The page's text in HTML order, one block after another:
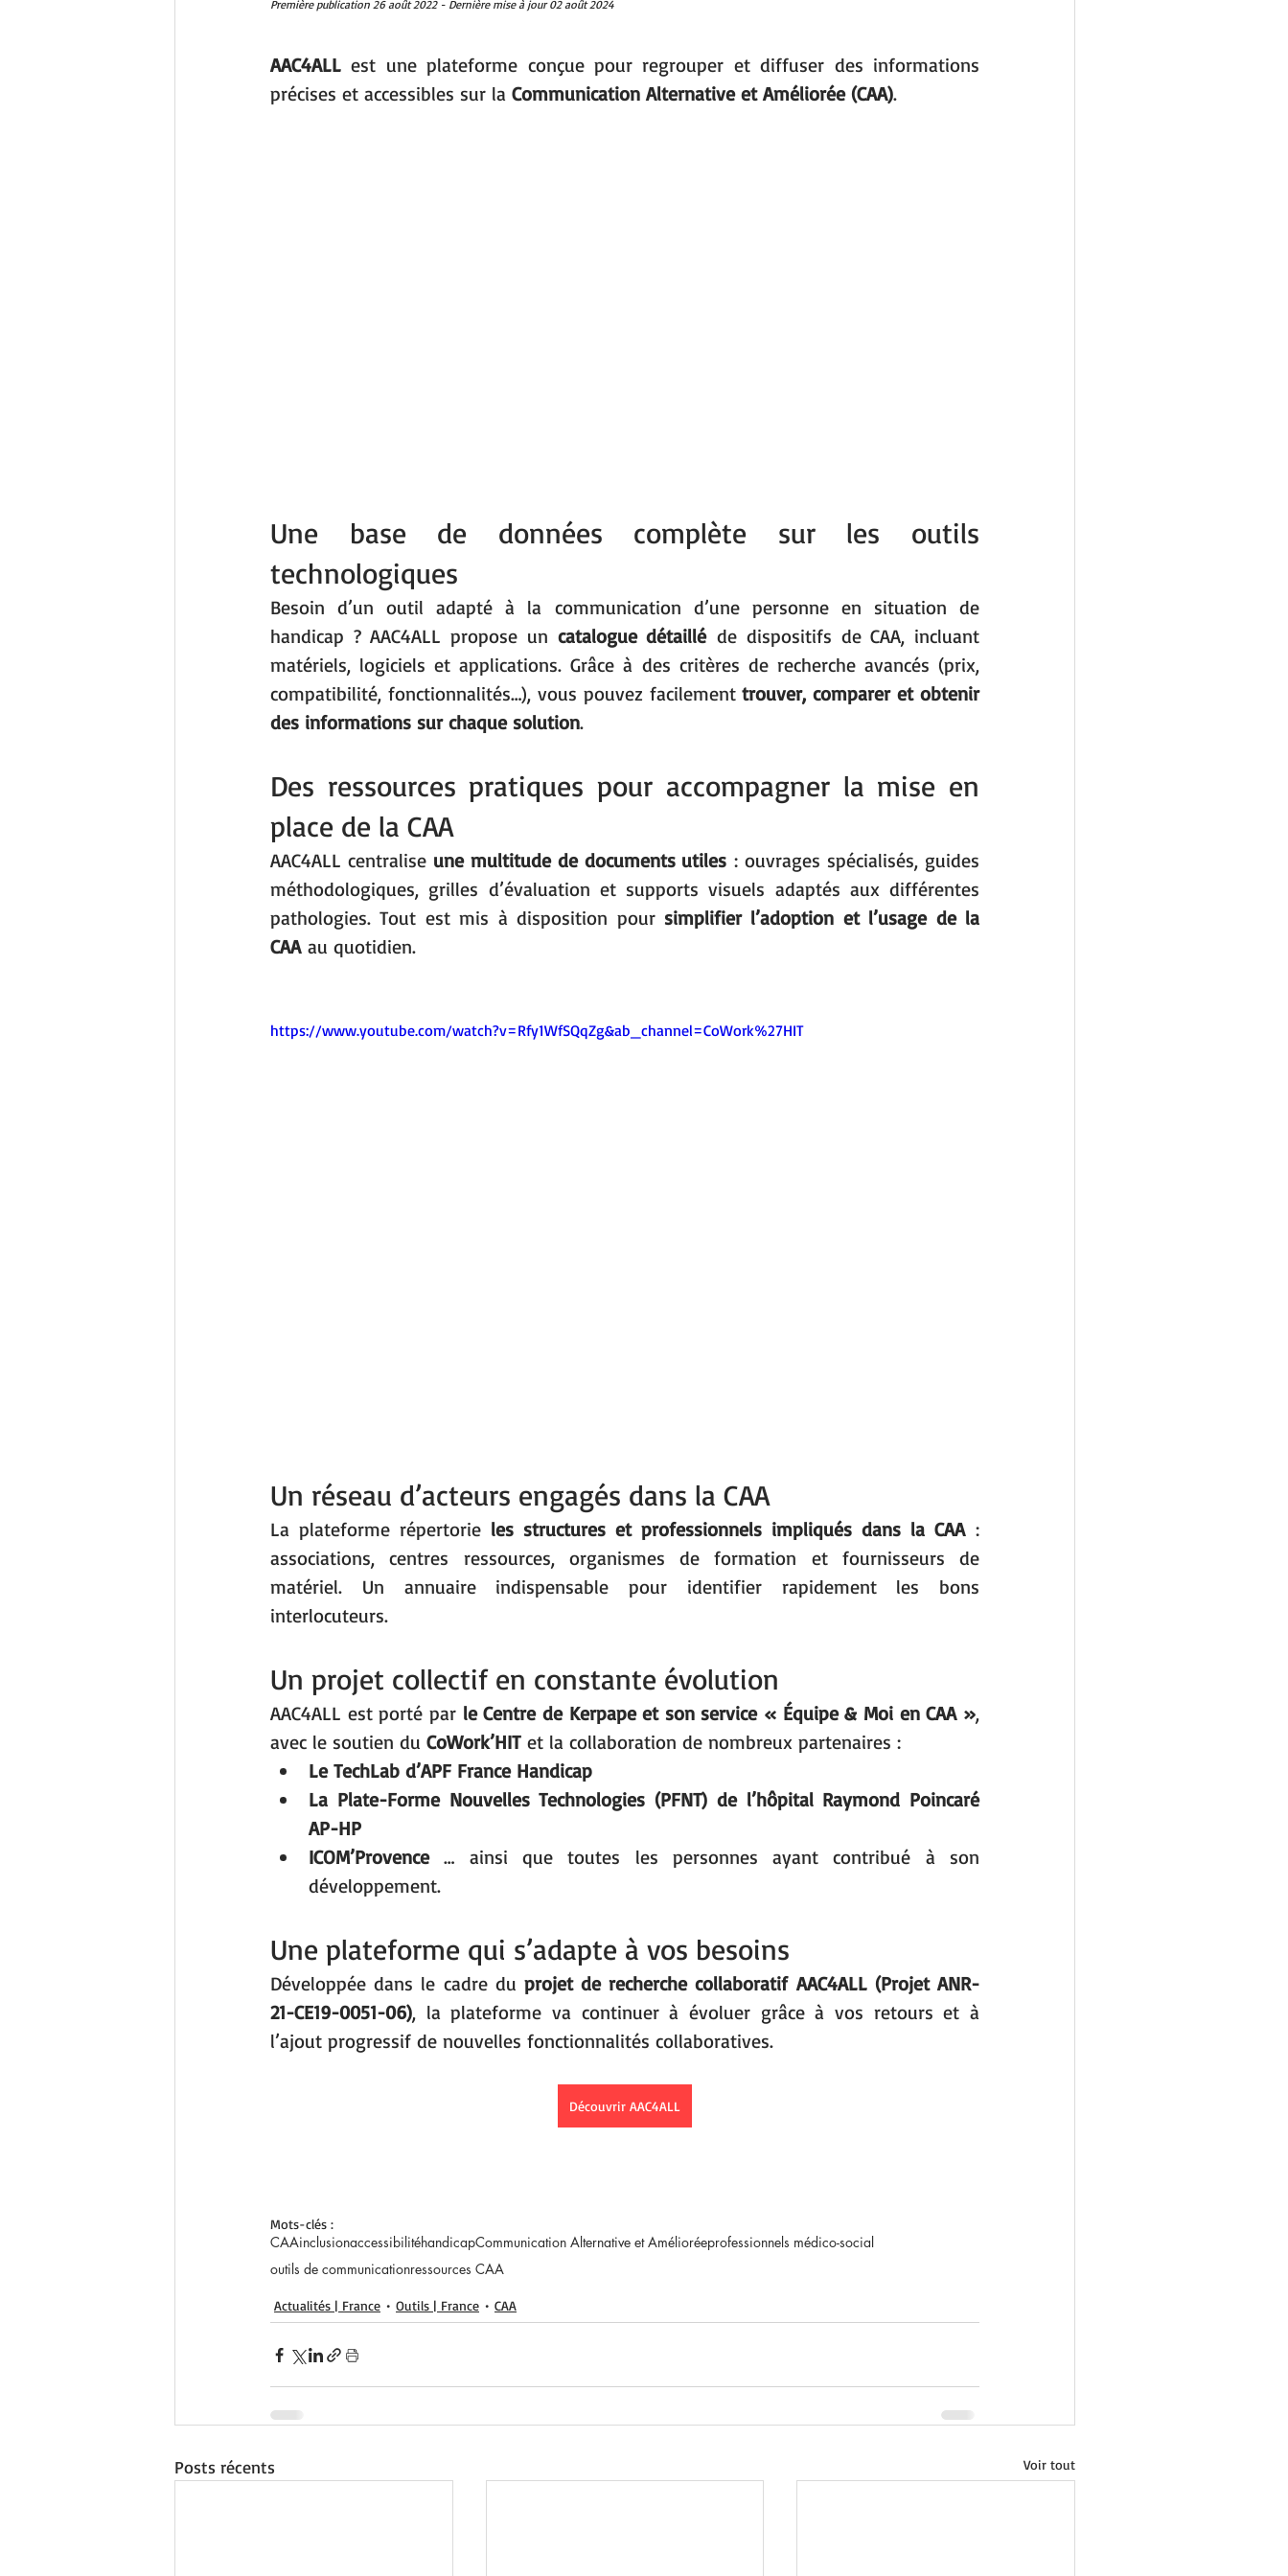
Première publication 26 août 2022 - Dernière mise à jour 02 août 2024
AAC4ALL est une plateforme conçue pour regrouper et diffuser des informations
précises et accessibles sur la Communication Alternative et Améliorée (CAA).
Une base de données complète sur les outils
technologiques
Besoin d’un outil adapté à la communication d’une personne en situation de
handicap ? AAC4ALL propose un catalogue détaillé de dispositifs de CAA, incluant
matériels, logiciels et applications. Grâce à des critères de recherche avancés (prix,
compatibilité, fonctionnalités…), vous pouvez facilement trouver, comparer et obtenir
des informations sur chaque solution.
Des ressources pratiques pour accompagner la mise en
place de la CAA
AAC4ALL centralise une multitude de documents utiles : ouvrages spécialisés, guides
méthodologiques, grilles d’évaluation et supports visuels adaptés aux différentes
pathologies. Tout est mis à disposition pour simplifier l’adoption et l’usage de la
CAA au quotidien.
https://www.youtube.com/watch?v=Rfy1WfSQqZg&ab_channel=CoWork%27HIT
Un réseau d’acteurs engagés dans la CAA
La plateforme répertorie les structures et professionnels impliqués dans la CAA :
associations, centres ressources, organismes de formation et fournisseurs de
matériel. Un annuaire indispensable pour identifier rapidement les bons
interlocuteurs.
Un projet collectif en constante évolution
AAC4ALL est porté par le Centre de Kerpape et son service « Équipe & Moi en CAA »,
avec le soutien du CoWork’HIT et la collaboration de nombreux partenaires :
Le TechLab d’APF France Handicap
La Plate-Forme Nouvelles Technologies (PFNT) de l’hôpital Raymond Poincaré
AP-HP
ICOM’Provence … ainsi que toutes les personnes ayant contribué à son
développement.
Une plateforme qui s’adapte à vos besoins
Développée dans le cadre du projet de recherche collaboratif AAC4ALL (Projet ANR-
21-CE19-0051-06), la plateforme va continuer à évoluer grâce à vos retours et à
l’ajout progressif de nouvelles fonctionnalités collaboratives.
Découvrir AAC4ALL
Mots-clés :
CAAinclusionaccessibilitéhandicapCommunication Alternative et Amélioréeprofessionnels médico-social
outils de communicationressources CAA
Actualités | France Outils | France CAA
Posts récents Voir tout